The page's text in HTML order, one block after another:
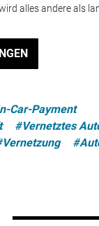
alles andere als
Car-Payment
#Vernetztes